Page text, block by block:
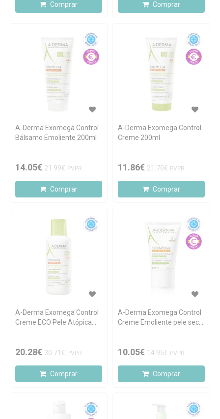
Comprar Comprar
A-Derma Exomega Control
Bálsamo Emoliente 200ml
14.05€ 21.99€ PVPR
Comprar
A-Derma Exomega Control
Creme 200ml
11.86€ 21.70€ PVPR
Comprar
A-Derma Exomega Control
Creme ECO Pele Atópica
20.28€ 30.71€ PVPR
Comprar
A-Derma Exomega Control
Creme Emoliente pele seca
10.05€ 14.95€ PVPR
Comprar